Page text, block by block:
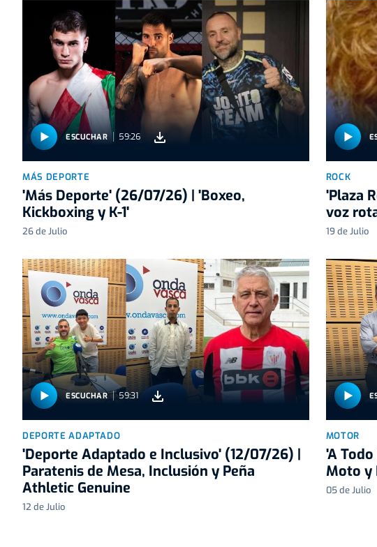
ESCUCHAR 59:26
MÁS DEPORTE
'Más Deporte' (26/07/26) | 'Boxeo,
Kickboxing y K-1'
26 de Julio
ROCK
'Plaza
voz
19 de Julio
ESCUCHAR 59:31
DEPORTE ADAPTADO
'Deporte Adaptado e Inclusivo' (12/07/26) |
Paratenis de Mesa, Inclusión y Peña
Athletic Genuine
12 de Julio
MOTOR
'A
Moto y
05 de Julio